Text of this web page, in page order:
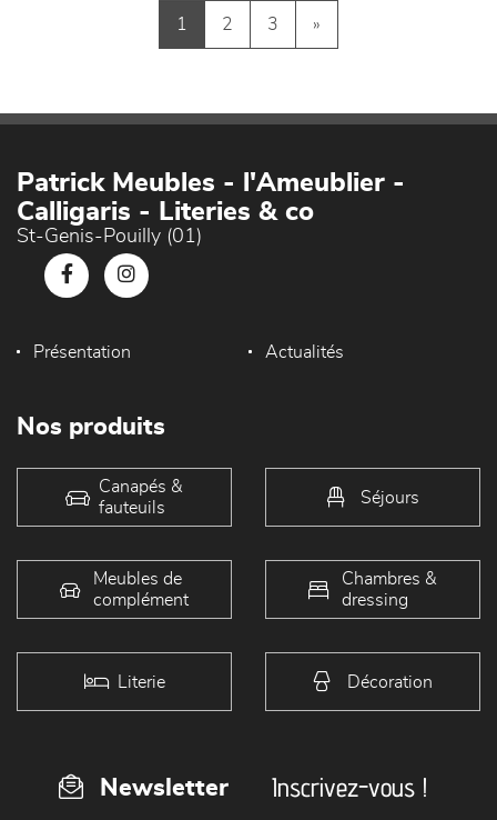
1 2 3 »
Patrick Meubles - l'Ameublier -
Calligaris - Literies & co
St-Genis-Pouilly (01)
Présentation Actualités
Nos produits
Canapés &
fauteuils
Séjours
Meubles de
complément
Chambres &
dressing
Literie Décoration
Newsletter Inscrivez-vous !